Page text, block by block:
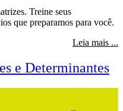
Treine seus
que preparamos para você.
Leia mais ...
e Determinantes